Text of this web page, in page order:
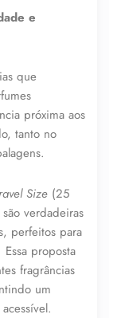
e
que
próxima aos
tanto no
Size (25
verdadeiras
perfeitos para
proposta
fragrâncias
um